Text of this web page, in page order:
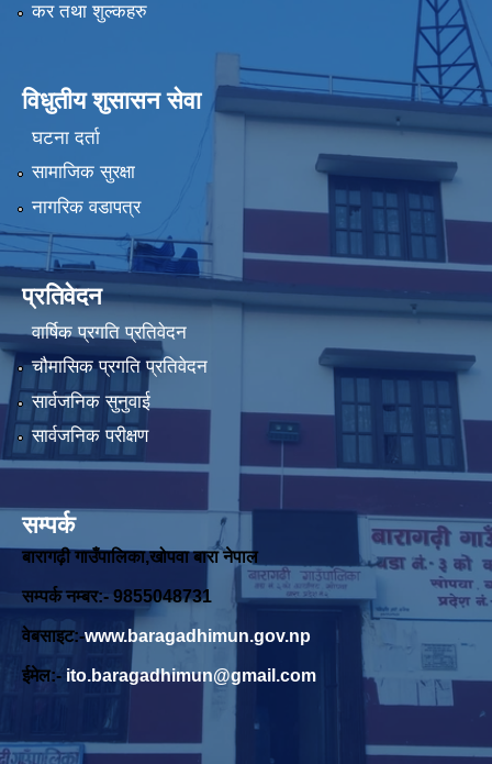
कर तथा शुल्कहरु
विधुतीय शुसासन सेवा
घटना दर्ता
सामाजिक सुरक्षा
नागरिक वडापत्र
प्रतिवेदन
वार्षिक प्रगति प्रतिवेदन
चौमासिक प्रगति प्रतिवेदन
सार्वजनिक सुनुवाई
सार्वजनिक परीक्षण
सम्पर्क
बारागढ़ी गाउँपालिका,खोपवा बारा नेपाल
सम्पर्क नम्बर:- 9855048731
वेबसाइट:-www.baragadhimun.gov.np
ईमेल:- ito.baragadhimun@gmail.com